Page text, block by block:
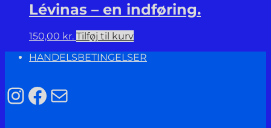
Lévinas – en indføring.
150,00 kr. Tilføj til kurv
HANDELSBETINGELSER
Instagram
Facebook
Mail